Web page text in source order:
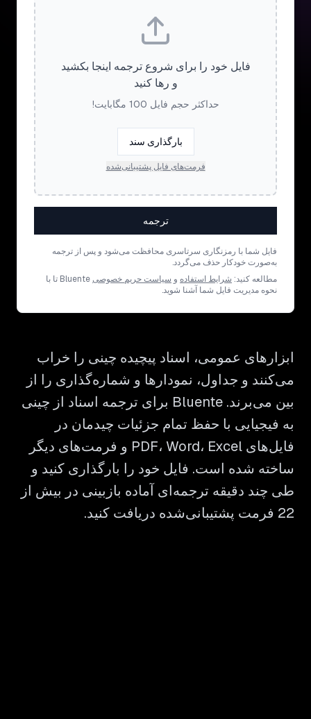
فایل خود را برای شروع ترجمه اینجا بکشید
و رها کنید
حداکثر حجم فایل 100 مگابایت!
بارگذاری سند
فرمت‌های فایل پشتیبانی‌شده
ترجمه
فایل شما با رمزنگاری سرتاسری محافظت می‌شود و پس از ترجمه
به‌صورت خودکار حذف می‌گردد.
مطالعه کنید: شرایط استفاده و سیاست حریم خصوصی
Bluente تا با
نحوه مدیریت فایل شما آشنا شوید.
ابزارهای عمومی، اسناد پیچیده چینی را خراب
می‌کنند و جداول، نمودارها و شماره‌گذاری را از
بین می‌برند. Bluente برای ترجمه اسناد از چینی
به فیجیایی با حفظ تمام جزئیات چیدمان در
فایل‌های PDF، Word، Excel و فرمت‌های دیگر
ساخته شده است. فایل خود را بارگذاری کنید و
طی چند دقیقه ترجمه‌ای آماده بازبینی در بیش از
22 فرمت پشتیبانی‌شده دریافت کنید.